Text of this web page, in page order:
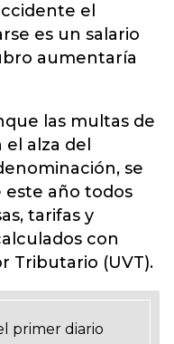
el
es un salario
aumentaría
las multas de
alza del
se
este año todos
tarifas y
con
Tributario (UVT).
primer diario